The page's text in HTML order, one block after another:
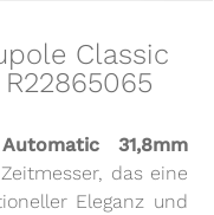
Classic
31,8mm
das eine
Eleganz und